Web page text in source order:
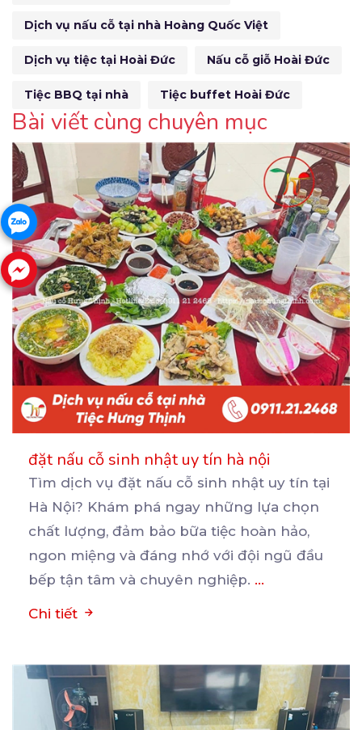
Dịch vụ nấu cỗ tại nhà Hoàng Quốc Việt
Dịch vụ tiệc tại Hoài Đức Nấu cỗ giỗ Hoài Đức
Tiệc BBQ tại nhà Tiệc buffet Hoài Đức
Bài viết cùng chuyên mục
đặt nấu cỗ sinh nhật uy tín hà nội
Tìm dịch vụ đặt nấu cỗ sinh nhật uy tín tại
Hà Nội? Khám phá ngay những lựa chọn
chất lượng, đảm bảo bữa tiệc hoàn hảo,
ngon miệng và đáng nhớ với đội ngũ đầu
bếp tận tâm và chuyên nghiệp. ...
Chi tiết